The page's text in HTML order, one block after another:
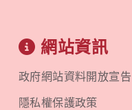
網站資訊
政府網站資料開放宣告
隱私權保護政策